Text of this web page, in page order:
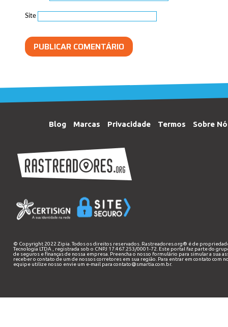
Site
Blog Marcas Privacidade Termos Sobre
© Copyright 2022 Zipia. Todos os direitos reservados. Rastreadores.org® é de
Tecnologia LTDA , registrada sob o CNPJ 17.467.253/0001-72. Este portal faz parte do
de seguros e finanças de nossa empresa. Preencha o nosso formulário para simular a sua
receber o contato de um de nossos corretores em sua região. Para entrar em contato com
equipe utilize nosso envie um e-mail para contato@smartia.com.br.